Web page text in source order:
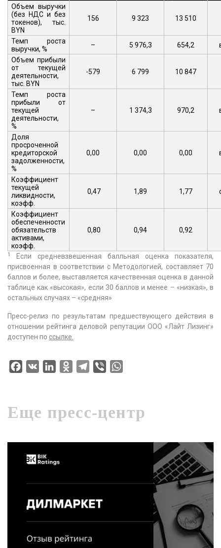
Объем выручки
(без НДС и без
токенов), тыс.
BYN
156 9 323 13 510
Темп роста
выручки, %
– 5 976,3 654,2
Объем прибыли
от текущей
деятельности,
тыс. BYN
-579 6 799 10 847
Темп роста
прибыли от
текущей
деятельности,
%
– 1 374,3 970,2
Доля
просроченной
кредиторской
задолженности,
%
0,00 0,00 0,00
Коэффициент
текущей
ликвидности,
коэфф.
0,47 1,89 1,77
Коэффициент
обеспеченности
обязательств
активами,
коэфф.
0,80 0,94 0,92
1
Если средневзвешенная балльная оценка показателя,
присвоенная в соответствии с Методологией, составляет 70
баллов и более, выставляется качественная оценка в данной
таблице как «высокая», если 30 баллов и менее – «низкая», в
остальных случаях – «средняя»
Пресс-релиз по результатам предшествующего действия в
отношении рейтинга деловой репутации ООО «Лайт Лизинг»
доступен по ссылке
Facebook
VK LinkedInOdnoklassniki
Telegram
Viber
Еще пресс-центр